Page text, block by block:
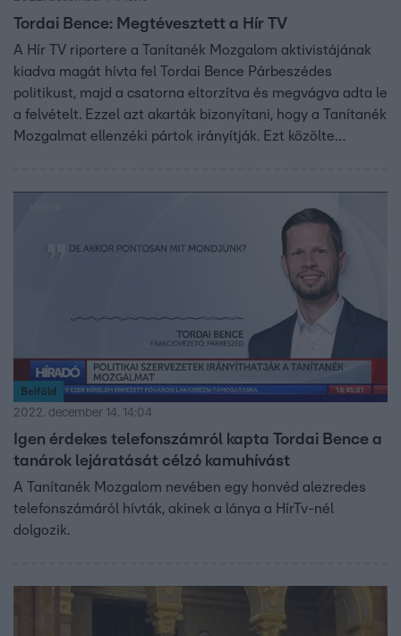
Tordai Bence: Megtévesztett a Hír TV
A Hír TV riportere a Tanítanék Mozgalom aktivistájának
kiadva magát hívta fel Tordai Bence Párbeszédes
politikust, majd a csatorna eltorzítva és megvágva adta le
a felvételt. Ezzel azt akarták bizonyítani, hogy a Tanítanék
Mozgalmat ellenzéki pártok irányítják. Ezt közölte
Belföld
2022. december 14. 14:04
Igen érdekes telefonszámról kapta Tordai Bence a
tanárok lejáratását célzó kamuhívást
A Tanítanék Mozgalom nevében egy honvéd alezredes
telefonszámáról hívták, akinek a lánya a HírTv-nél
dolgozik.